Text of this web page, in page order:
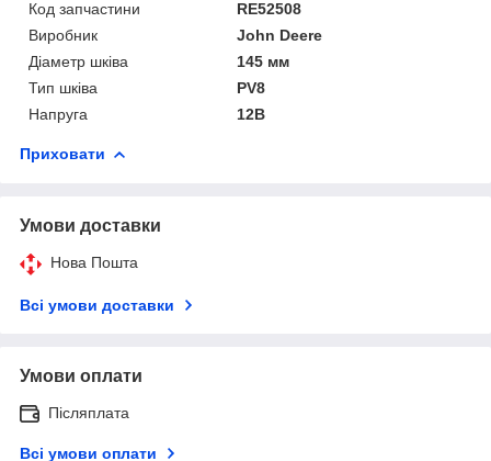
Код запчастини
RE52508
Виробник
John Deere
Діаметр шківа
145 мм
Тип шківа
PV8
Напруга
12В
Приховати
Умови доставки
Нова Пошта
Всі умови доставки
Умови оплати
Післяплата
Всі умови оплати